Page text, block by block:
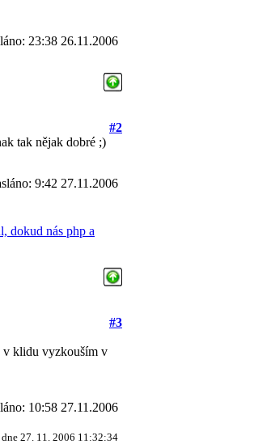
23:38 26.11.2006
#2
tak nějak dobré ;)
9:42 27.11.2006
dokud nás php a
#3
v klidu vyzkouším v
10:58 27.11.2006
27. 11. 2006 11:32:34